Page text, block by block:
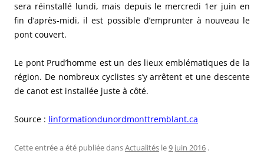
sera réinstallé lundi, mais depuis le mercredi 1er juin en
fin d’après-midi, il est possible d’emprunter à nouveau le
pont couvert.
Le pont Prud’homme est un des lieux emblématiques de la
région. De nombreux cyclistes s’y arrêtent et une descente
de canot est installée juste à côté.
Source : linformationdunordmonttremblant.ca
Cette entrée a été publiée dansActualités le9 juin 2016 .